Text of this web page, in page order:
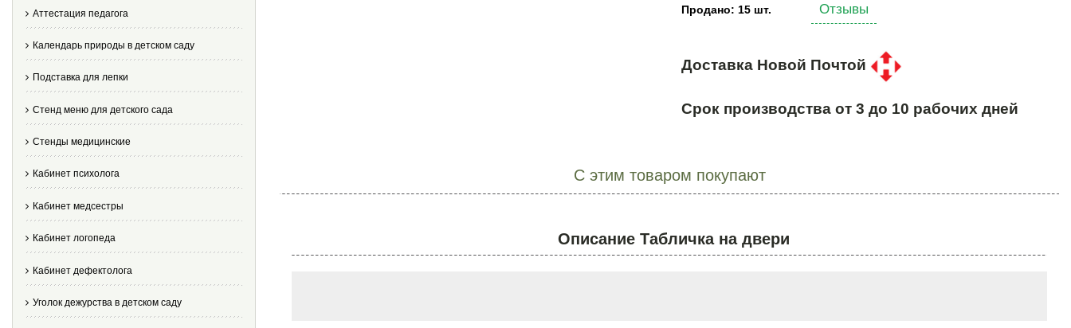
Аттестация педагога
Календарь природы в детском саду
Подставка для лепки
Стенд меню для детского сада
Стенды медицинские
Кабинет психолога
Кабинет медсестры
Кабинет логопеда
Кабинет дефектолога
Уголок дежурства в детском саду
Продано: 15 шт. Отзывы
Доставка Новой Почтой
Срок производства от 3 до 10 рабочих дней
С этим товаром покупают
Описание Табличка на двери